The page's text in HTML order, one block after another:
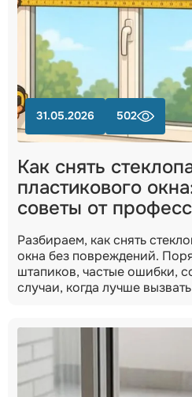
31.05.2026 502
Как снять
пластикового
советы от
Разбираем, как снять
окна без повреждений.
штапиков, частые ошибки,
случаи, когда лучше